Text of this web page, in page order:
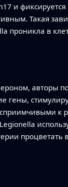
и
Такая
проникла в
авторы
гены,
процветать